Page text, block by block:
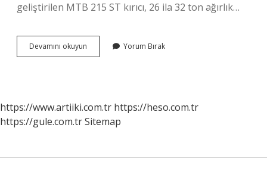
geliştirilen MTB 215 ST kırıcı, 26 ila 32 ton ağırlık…
Devamını okuyun
Ucu
Yorum Bırak
https://www.artiiki.com.tr https://heso.com.tr
https://gule.com.trSitemap